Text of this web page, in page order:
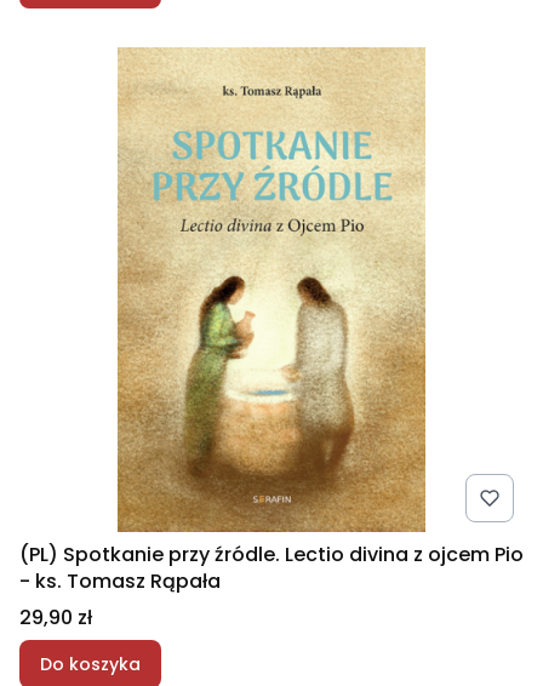
(PL) Spotkanie przy źródle. Lectio divina z ojcem Pio
- ks. Tomasz Rąpała
Cena
29,90 zł
Do koszyka